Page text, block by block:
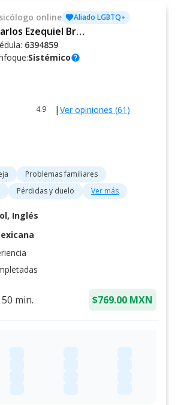
online Aliado LGBTQ+
Carlos Ezequiel Briceño Ceballos
6394859
Sistémicohelp
4.9 | Ver opiniones (61 )
Problemas familiares
Pérdidas y duelo Ver más
Inglés
50 min. $769.00 MXN